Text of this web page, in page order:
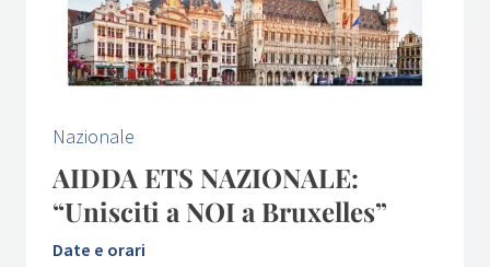
Nazionale
AIDDA ETS NAZIONALE:
“Unisciti a NOI a Bruxelles”
Date e orari